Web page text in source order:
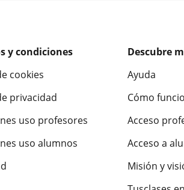
y condiciones
cookies
privacidad
uso profesores
uso alumnos
Descubre
Ayuda
Cómo
Acceso
Acceso a
Misión y